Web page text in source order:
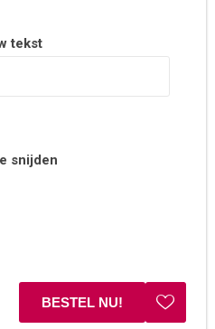
tekst
snijden